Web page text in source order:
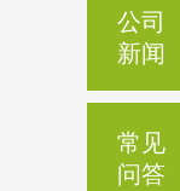
公司
新闻
常见
问答